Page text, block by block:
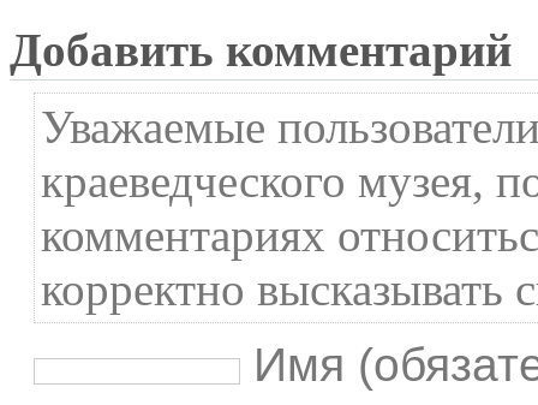
Добавить комментарий
Уважаемые
краеведческого музея,
комментариях
корректно высказывать
Имя